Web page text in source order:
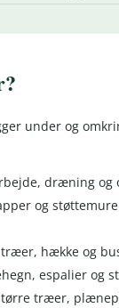
under og
dræning og
og
hække og
espalier og
træer,